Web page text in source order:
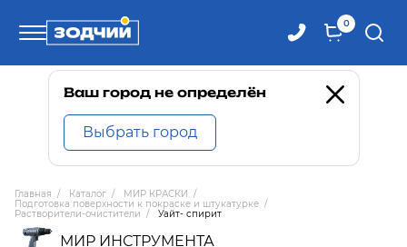
0
Телефоны
8 800 100-71-71
8 (4242) 30-00-27
Ваш город не определён
Выбрать город
Главная / Каталог / МИР КРАСКИ /
Подготовка поверхности к покраске и штукатурке /
Растворители-очистители / Уайт- спирит
МИР ИНСТРУМЕНТА